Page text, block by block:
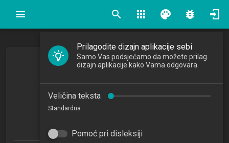
search apps palette bug_report
Izgradnja Web aplikacija
Web Applications Development
2019/2020
Prilagodite dizajn aplikacije sebi
dizajn aplikacije kako Vama odgovara.
Veličina teksta
Standardna
Pomoć pri disleksiji